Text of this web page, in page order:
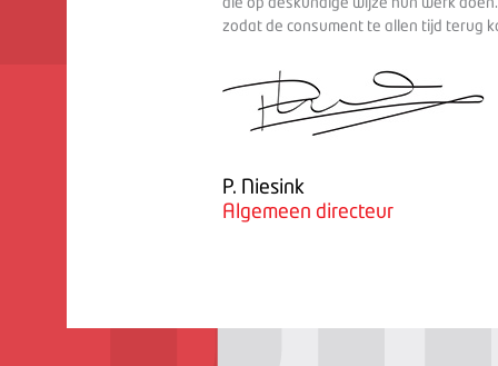
zodat de consument te allen tijd terug
P. Niesink
Algemeen directeur